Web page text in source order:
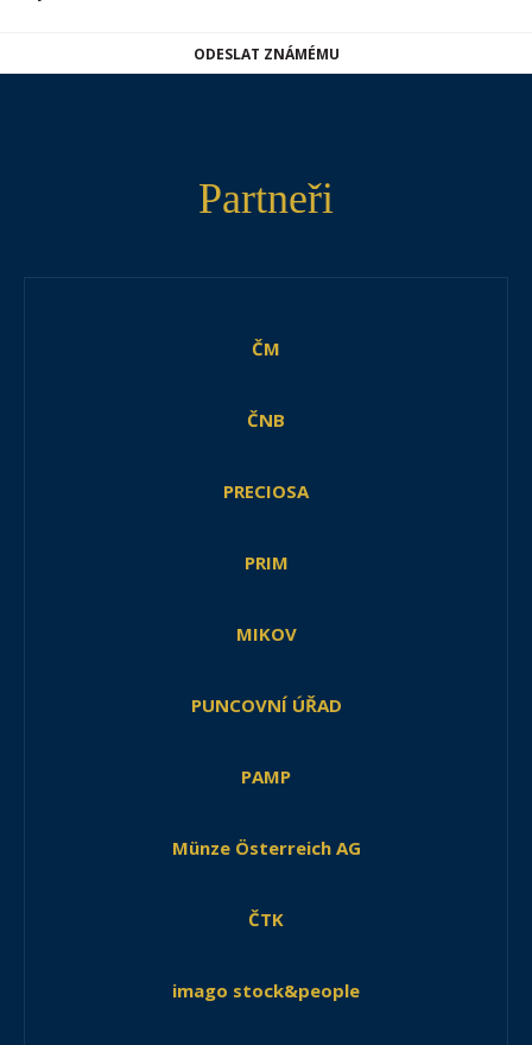
ODESLAT ZNÁMÉMU
Partneři
ČM
ČNB
PRECIOSA
PRIM
MIKOV
PUNCOVNÍ ÚŘAD
PAMP
Münze Österreich AG
ČTK
imago stock&people